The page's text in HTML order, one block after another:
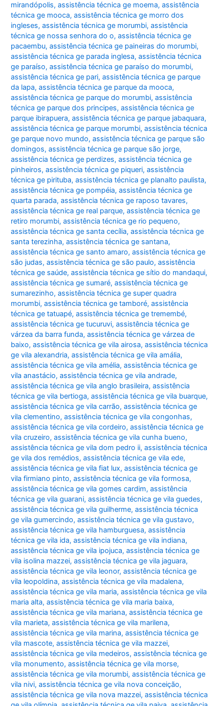
mirandópolis,assistência técnica ge moema,assistência
técnica ge mooca,assistência técnica ge morro dos
ingleses,assistência técnica ge morumbi,assistência
técnica ge nossa senhora do o,assistência técnica ge
pacaembu,assistência técnica ge paineiras do morumbi,
assistência técnica ge parada inglesa,assistência técnica
ge paraíso,assistência técnica ge paraíso do morumbi,
assistência técnica ge pari,assistência técnica ge parque
da lapa,assistência técnica ge parque da mooca,
assistência técnica ge parque do morumbi,assistência
técnica ge parque dos principes,assistência técnica ge
parque ibirapuera,assistência técnica ge parque jabaquara,
assistência técnica ge parque morumbi,assistência técnica
ge parque novo mundo,assistência técnica ge parque são
domingos,assistência técnica ge parque são jorge,
assistência técnica ge perdizes,assistência técnica ge
pinheiros,assistência técnica ge piqueri,assistência
técnica ge pirituba,assistência técnica ge planalto paulista,
assistência técnica ge pompéia,assistência técnica ge
quarta parada,assistência técnica ge raposo tavares,
assistência técnica ge real parque,assistência técnica ge
retiro morumbi,assistência técnica ge rio pequeno,
assistência técnica ge santa cecília,assistência técnica ge
santa terezinha,assistência técnica ge santana,
assistência técnica ge santo amaro,assistência técnica ge
são judas,assistência técnica ge são paulo,assistência
técnica ge saúde,assistência técnica ge sítio do mandaqui,
assistência técnica ge sumaré,assistência técnica ge
sumarezinho,assistência técnica ge super quadra
morumbi,assistência técnica ge tamboré,assistência
técnica ge tatuapé,assistência técnica ge tremembé,
assistência técnica ge tucuruvi,assistência técnica ge
várzea da barra funda,assistência técnica ge várzea de
baixo,assistência técnica ge vila airosa,assistência técnica
ge vila alexandria,assistência técnica ge vila amália,
assistência técnica ge vila amélia,assistência técnica ge
vila anastácio,assistência técnica ge vila andrade,
assistência técnica ge vila anglo brasileira,assistência
técnica ge vila bertioga,assistência técnica ge vila buarque,
assistência técnica ge vila carrão,assistência técnica ge
vila clementino,assistência técnica ge vila congonhas,
assistência técnica ge vila cordeiro,assistência técnica ge
vila cruzeiro,assistência técnica ge vila cunha bueno,
assistência técnica ge vila dom pedro ii,assistência técnica
ge vila dos remédios,assistência técnica ge vila ede,
assistência técnica ge vila fiat lux,assistência técnica ge
vila firmiano pinto,assistência técnica ge vila formosa,
assistência técnica ge vila gomes cardim,assistência
técnica ge vila guarani,assistência técnica ge vila guedes,
assistência técnica ge vila guilherme,assistência técnica
ge vila gumercindo,assistência técnica ge vila gustavo,
assistência técnica ge vila hamburguesa,assistência
técnica ge vila ida,assistência técnica ge vila indiana,
assistência técnica ge vila ipojuca,assistência técnica ge
vila isolina mazzei,assistência técnica ge vila jaguara,
assistência técnica ge vila leonor,assistência técnica ge
vila leopoldina,assistência técnica ge vila madalena,
assistência técnica ge vila maria,assistência técnica ge vila
maria alta,assistência técnica ge vila maria baixa,
assistência técnica ge vila mariana,assistência técnica ge
vila marieta,assistência técnica ge vila marilena,
assistência técnica ge vila marina,assistência técnica ge
vila mascote,assistência técnica ge vila mazzei,
assistência técnica ge vila medeiros,assistência técnica ge
vila monumento,assistência técnica ge vila morse,
assistência técnica ge vila morumbi,assistência técnica ge
vila nivi,assistência técnica ge vila nova conceição,
assistência técnica ge vila nova mazzei,assistência técnica